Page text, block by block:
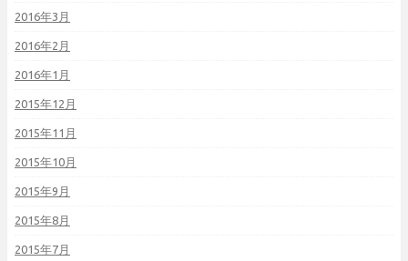
2016年3月
2016年2月
2016年1月
2015年12月
2015年11月
2015年10月
2015年9月
2015年8月
2015年7月